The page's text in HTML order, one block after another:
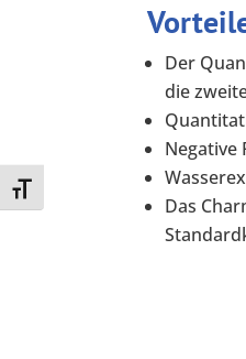
Toggle Font size
Der
die
Negative
Das